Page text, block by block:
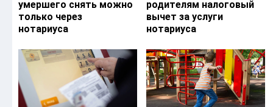
умершего снять можно
только через
нотариуса
родителям налоговый
вычет за услуги
нотариуса